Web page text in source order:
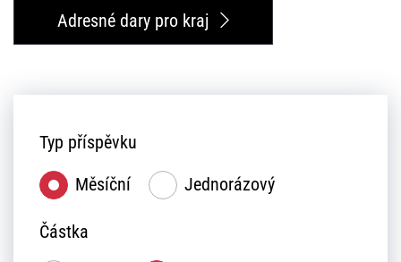
Adresné dary pro kraj
Typ příspěvku
Měsíční
Jednorázový
Částka